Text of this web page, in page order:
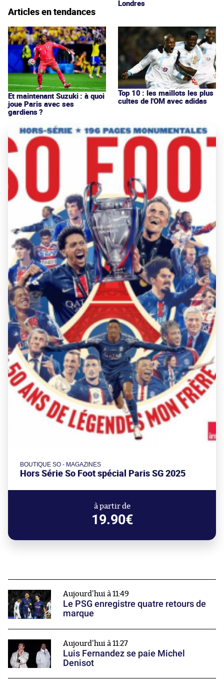
Londres
Articles en tendances
Et maintenant Suzuki : à quoi
joue Paris avec ses
gardiens ?
Top 10 : les maillots les plus
cultes de l'OM avec adidas
BOUTIQUE SO - MAGAZINES
Hors Série So Foot spécial Paris SG 2025
à partir de
19.90€
Aujourd'hui à 11:49
Le PSG enregistre quatre retours de
marque
Aujourd'hui à 11:27
Luis Fernandez se paie Michel
Denisot